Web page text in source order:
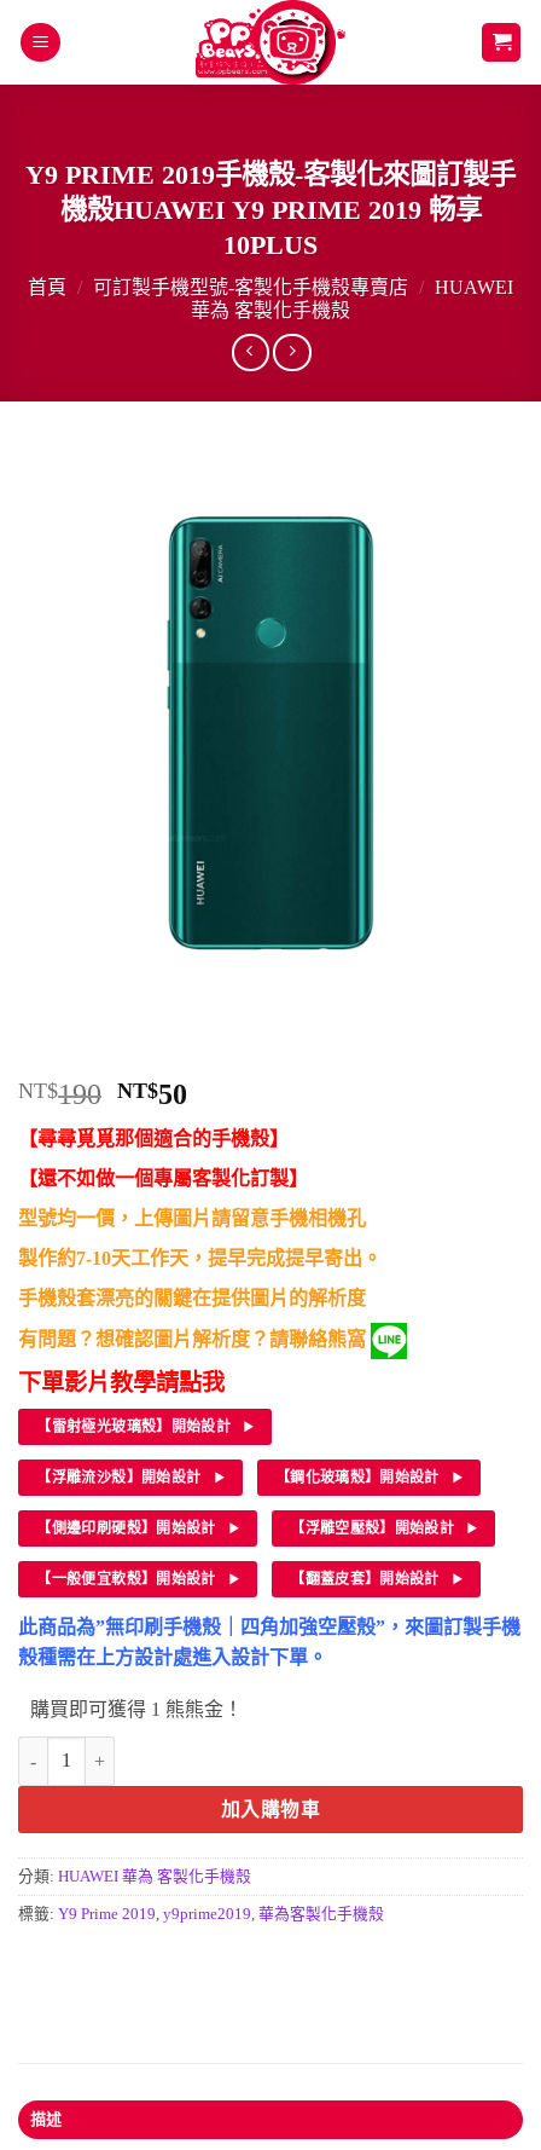
Y9 PRIME 2019手機殼-客製化來圖訂製手
機殼HUAWEI Y9 PRIME 2019 畅享
10PLUS
首頁 / 可訂製手機型號-客製化手機殼專賣店 / HUAWEI
華為 客製化手機殼
NT$190 原
始
價
格：
NT$190。
NT$50
前
價
格：
NT$50。
【尋尋覓覓那個適合的手機殼】
【還不如做一個專屬客製化訂製】
型號均一價，上傳圖片請留意手機相機孔
製作約7-10天工作天，提早完成提早寄出。
手機殼套漂亮的關鍵在提供圖片的解析度
有問題？想確認圖片解析度？請聯絡熊窩
下單影片教學請點我
【雷射極光玻璃殼】開始設計
【浮雕流沙殼】開始設計 【鋼化玻璃殼】開始設計
【側邊印刷硬殼】開始設計 【浮雕空壓殼】開始設計
【一般便宜軟殼】開始設計 【翻蓋皮套】開始設計
此商品為”無印刷手機殼｜四角加強空壓殼”，來圖訂製手機
殼種需在上方設計處進入設計下單。
購買即可獲得 1 熊熊金！
Y9 PRIME 2019手機殼-客製化來圖訂製手機殼HUAWEI Y9 PRIME
加入購物車
分類: HUAWEI 華為 客製化手機殼
標籤: Y9 Prime 2019, y9prime2019, 華為客製化手機殼
描述